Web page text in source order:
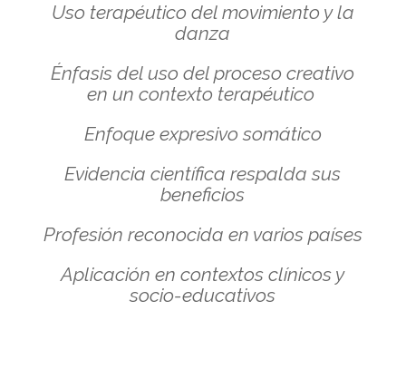
Uso terapéutico del movimiento y la
danza
Énfasis del uso del proceso creativo
en un contexto terapéutico
Enfoque expresivo somático
Evidencia científica respalda sus
beneficios
Profesión reconocida en varios países
Aplicación en contextos clínicos y
socio-educativos